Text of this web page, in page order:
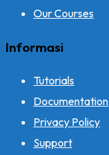
Our Courses
Informasi
Tutorials
Documentation
Privacy Policy
Support